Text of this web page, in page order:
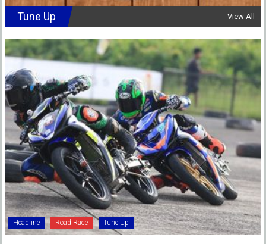
Tune Up View All
Headline Road Race Tune Up